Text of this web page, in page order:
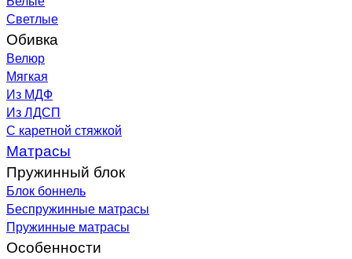
Светлые
Обивка
Велюр
Мягкая
Из МДФ
Из ЛДСП
С каретной стяжкой
Матрасы
Пружинный блок
Блок боннель
Беспружинные матрасы
Пружинные матрасы
Особенности